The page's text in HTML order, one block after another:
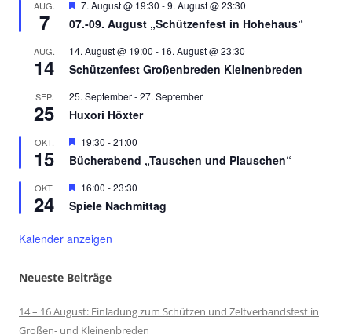
AUG.
7
Hervorgehoben
7. August @ 19:30 -9. August @ 23:30
07.-09. August „Schützenfest in Hohehaus“
AUG.
14
14. August @ 19:00 - 16. August @ 23:30
Schützenfest Großenbreden Kleinenbreden
SEP.
25
25. September-27. September
Huxori Höxter
OKT.
15
Hervorgehoben
19:30 -21:00
Bücherabend „Tauschen und Plauschen“
OKT.
24
Hervorgehoben
16:00 -23:30
Spiele Nachmittag
Kalender anzeigen
Neueste Beiträge
14 – 16 August: Einladung zum Schützen und Zeltverbandsfest in
Großen- und Kleinenbreden